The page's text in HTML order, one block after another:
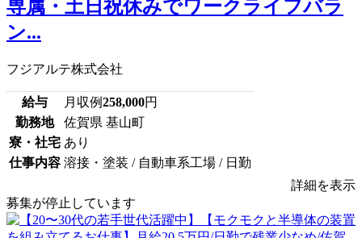
専属・土日祝休みでワークライフバラ
ン...
フジアルテ株式会社
給与 月収例258,000円
勤務地
佐賀県 基山町
寮・社宅 あり
仕事内容 溶接・塗装 / 自動車系工場 / 日勤
詳細を表示
募集が停止しています